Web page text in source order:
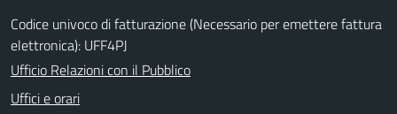
Codice univoco di fatturazione (Necessario per emettere fattura
elettronica): UFF4PJ
Ufficio Relazioni con il Pubblico
Uffici e orari